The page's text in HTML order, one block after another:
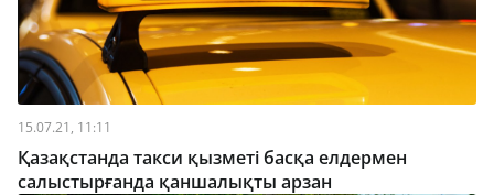
15.07.21, 11:11
Қазақстанда такси қызметі басқа елдермен
салыстырғанда қаншалықты арзан